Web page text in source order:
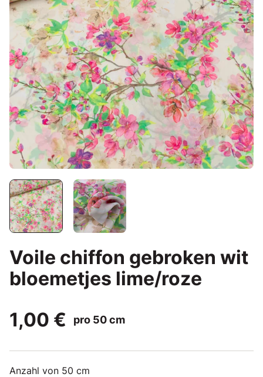
Voile chiffon gebroken wit
bloemetjes lime/roze
1,00 €
pro 50 cm
Anzahl von 50 cm